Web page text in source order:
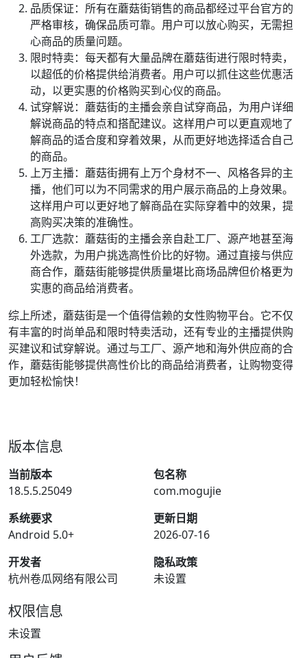
品质保证：所有在蘑菇街销售的商品都经过平台官方的
严格审核，确保品质可靠。用户可以放心购买，无需担
心商品的质量问题。
限时特卖：每天都有大量品牌在蘑菇街进行限时特卖，
以超低的价格提供给消费者。用户可以抓住这些优惠活
动，以更实惠的价格购买到心仪的商品。
试穿解说：蘑菇街的主播会亲自试穿商品，为用户详细
解说商品的特点和搭配建议。这样用户可以更直观地了
解商品的适合度和穿着效果，从而更好地选择适合自己
的商品。
上万主播：蘑菇街拥有上万个身材不一、风格各异的主
播，他们可以为不同需求的用户展示商品的上身效果。
这样用户可以更好地了解商品在实际穿着中的效果，提
高购买决策的准确性。
工厂选款：蘑菇街的主播会亲自赴工厂、源产地甚至海
外选款，为用户挑选高性价比的好物。通过直接与供应
商合作，蘑菇街能够提供质量堪比商场品牌但价格更为
实惠的商品给消费者。
综上所述，蘑菇街是一个值得信赖的女性购物平台。它不仅
有丰富的时尚单品和限时特卖活动，还有专业的主播提供购
买建议和试穿解说。通过与工厂、源产地和海外供应商的合
作，蘑菇街能够提供高性价比的商品给消费者，让购物变得
更加轻松愉快！
版本信息
当前版本
18.5.5.25049
包名称
com.mogujie
系统要求
Android 5.0+
更新日期
2026-07-16
开发者
杭州卷瓜网络有限公司
隐私政策
未设置
权限信息
未设置